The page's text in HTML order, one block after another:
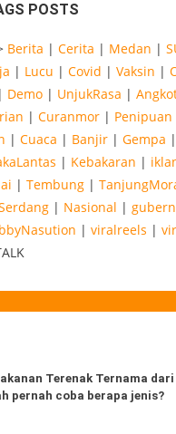
POSTS
Berita | Cerita | Medan |
| Lucu | Covid | Vaksin |
| Demo| UnjukRasa |
| Curanmor| Penipuan
| Cuaca | Banjir| Gempa |
| Kebakaran |
| Tembung|
| Nasional |
| viralreels |
Terenak Ternama
pernah coba berapa jenis?